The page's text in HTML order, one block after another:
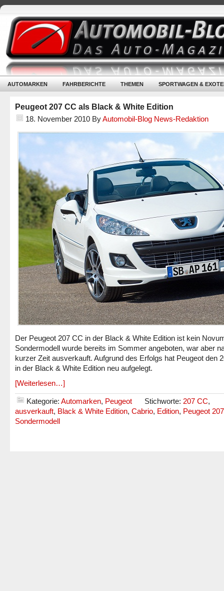
AUTOMARKEN FAHRBERICHTE THEMEN SPORTWAGEN &
Peugeot 207 CC als Black & White Edition
18. November 2010 ByAutomobil-Blog News-Redaktion
Der Peugeot 207 CC in der Black & White Edition ist kein
Sondermodell wurde bereits im Sommer angeboten, war aber
kurzer Zeit ausverkauft. Aufgrund des Erfolgs hat Peugeot den
in der Black & White Edition neu aufgelegt.
[Weiterlesen…]
Kategorie: Automarken, Peugeot Stichworte: 207 CC,
ausverkauft, Black & White Edition, Cabrio, Edition, Peugeot
Sondermodell